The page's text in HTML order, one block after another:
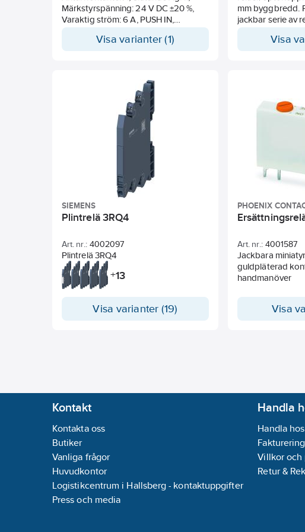
Märkstyrspänning: 24 V DC ±20 %,
Varaktig ström: 6 A, PUSH IN,
Visa varianter (1)
mm byggbredd.
jackbar serie av
DIN/EN-skena. I
lås/
förutom
"Standard"
Sensor-/
grundsockeln
separata
integrerats i
6,2 mm, med
i skåputrymme.
av kontaktor,
PLC I/0 o s v.
Visa
SIEMENS
Plintrelä 3RQ4
Art. nr.: 4002097
Plintrelä 3RQ4
+13
Visa varianter (19)
PHOENIX
Art. nr.: 4001587
Jackbara
guldpläterad
handmanöver
Visa
Kontakt
Kontakta oss
Butiker
Vanliga frågor
Huvudkontor
Logistikcentrum i Hallsberg - kontaktuppgifter
Press och media
Handla
Handla
Villkor och
Retur &